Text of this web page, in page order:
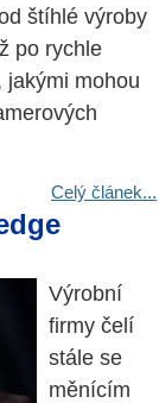
štíhlé výroby
po rychle
jakými mohou
Celý článek...
Výrobní
firmy čelí
stále se
měnícím